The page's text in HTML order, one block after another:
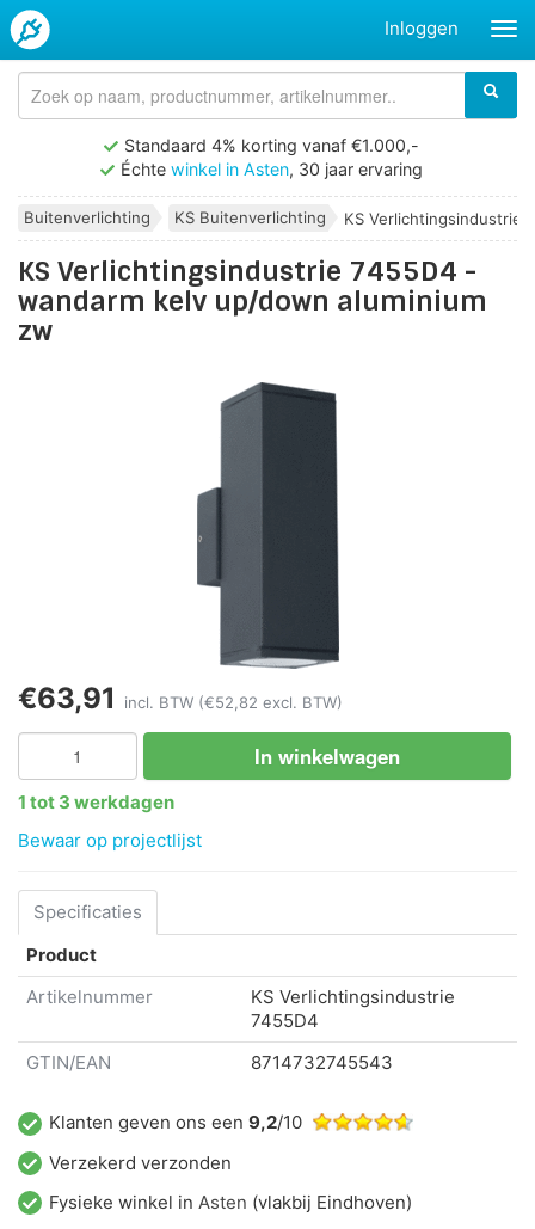
Inloggen
Standaard 4% korting vanaf €1.000,-
Échte winkel in Asten, 30 jaar ervaring
Buitenverlichting KS Buitenverlichting KS Verlichtingsindustrie
KS Verlichtingsindustrie 7455D4 -
wandarm kelv up/down aluminium
zw
€63,91 incl. BTW (€52,82 excl. BTW)
In winkelwagen
1 tot 3 werkdagen
Bewaar op projectlijst
Specificaties
Product
Artikelnummer
KS Verlichtingsindustrie
7455D4
GTIN/EAN
8714732745543
Klanten geven ons een 9,2/10
Verzekerd verzonden
Fysieke winkel in Asten (vlakbij Eindhoven)